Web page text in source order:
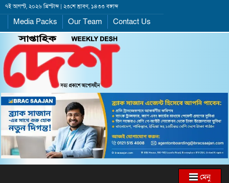
৭ই আগস্ট, ২০২৬ খ্রিস্টাব্দ | ২৩শে শ্রাবণ, ১৪৩৩ বঙ্গাব্দ
Media Packs Our Team Contact Us
মেনু